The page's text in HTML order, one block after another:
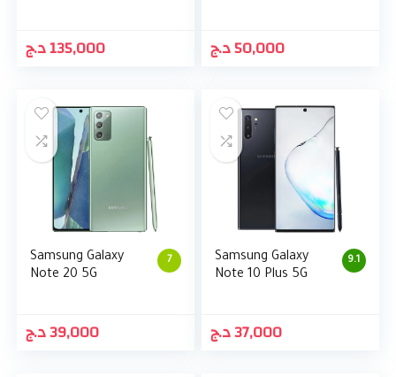
135,000د.ج 50,000د.ج
7
Samsung Galaxy
Note 20 5G
39,000د.ج
9.1
Samsung Galaxy
Note 10 Plus 5G
37,000د.ج